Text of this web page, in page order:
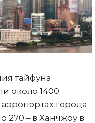
тайфуна
около 1400
города
270 – в Ханчжоу в